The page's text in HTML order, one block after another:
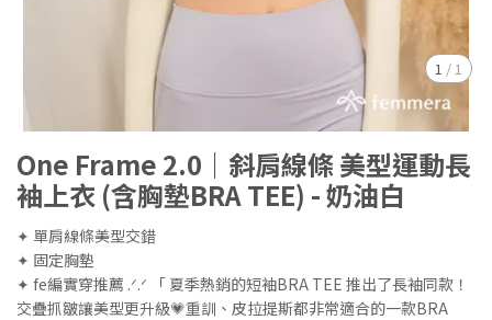
1 / 1
One Frame 2.0｜斜肩線條 美型運動長
袖上衣 (含胸墊BRA TEE) - 奶油白
✦ 單肩線條美型交錯
✦ 固定胸墊
✦ fe編實穿推薦 .ᐟ.ᐟ 「 夏季熱銷的短袖BRA TEE 推出了長袖同款！
交疊抓皺讓美型更升級💗重訓、皮拉提斯都非常適合的一款BRA